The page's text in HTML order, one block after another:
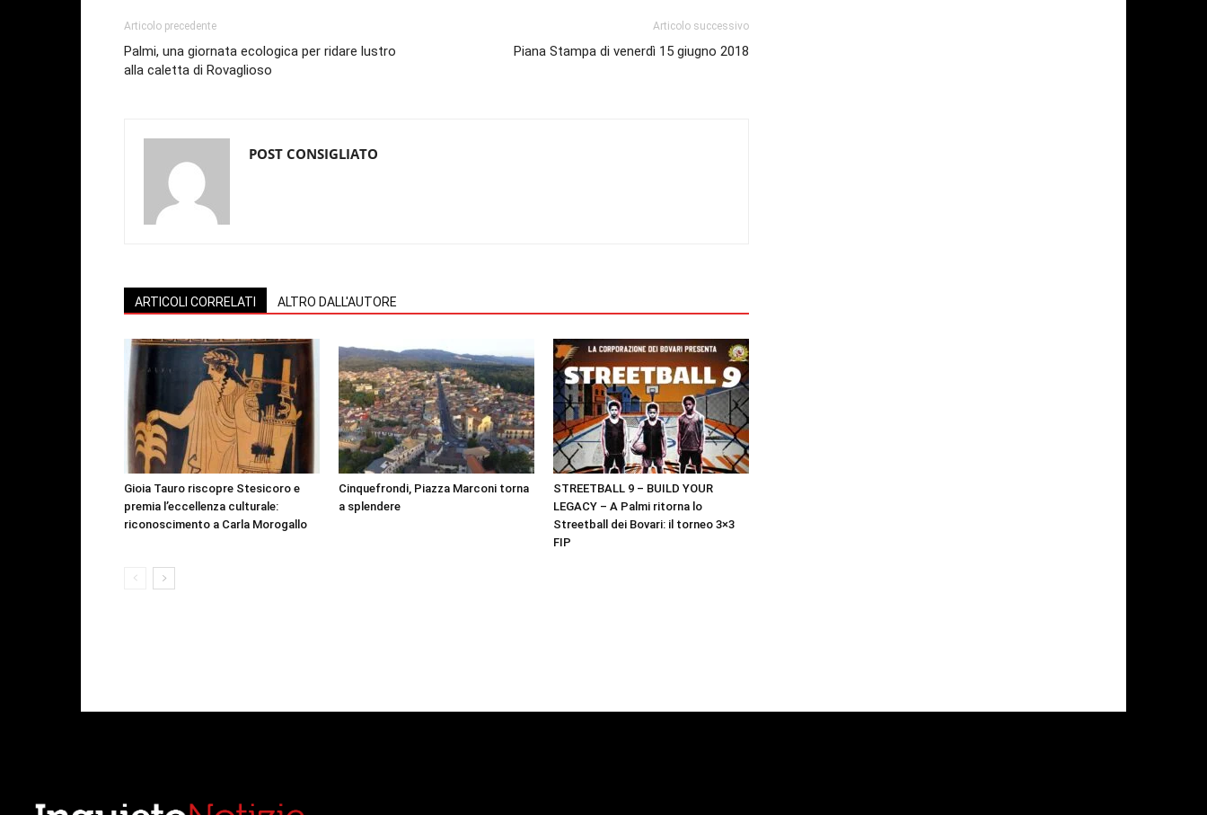
Articolo precedente
Palmi, una giornata ecologica per ridare lustro
alla caletta di Rovaglioso
Articolo successivo
Piana Stampa di venerdì 15 giugno 2018
POST CONSIGLIATO
ARTICOLI CORRELATI ALTRO DALL'AUTORE
Gioia Tauro riscopre Stesicoro e
premia l’eccellenza culturale:
riconoscimento a Carla Morogallo
Cinquefrondi, Piazza Marconi torna
a splendere
STREETBALL 9 – BUILD YOUR
LEGACY – A Palmi ritorna lo
Streetball dei Bovari: il torneo 3×3
FIP